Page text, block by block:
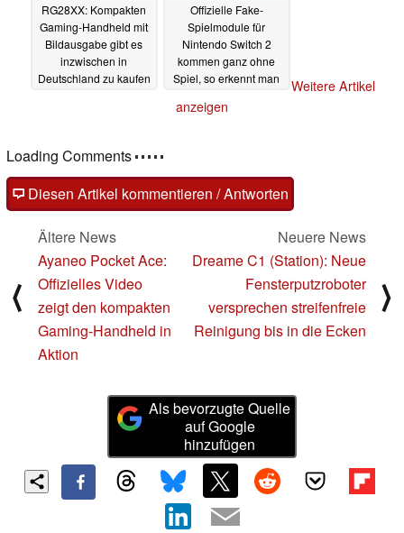
RG28XX: Kompakten
Gaming-Handheld mit
Bildausgabe gibt es
inzwischen in
Deutschland zu kaufen
Offizielle Fake-
Spielmodule für
Nintendo Switch 2
kommen ganz ohne
Spiel, so erkennt man
02.04.2025
Weitere Artikel
anzeigen
Loading Comments
Diesen Artikel kommentieren / Antworten
⟨
Ältere News
Ayaneo Pocket Ace:
Offizielles Video
zeigt den kompakten
Gaming-Handheld in
Aktion
Neuere News
Dreame C1 (Station): Neue
Fensterputzroboter
versprechen streifenfreie
Reinigung bis in die Ecken
⟩
Als bevorzugte Quelle
auf Google
hinzufügen